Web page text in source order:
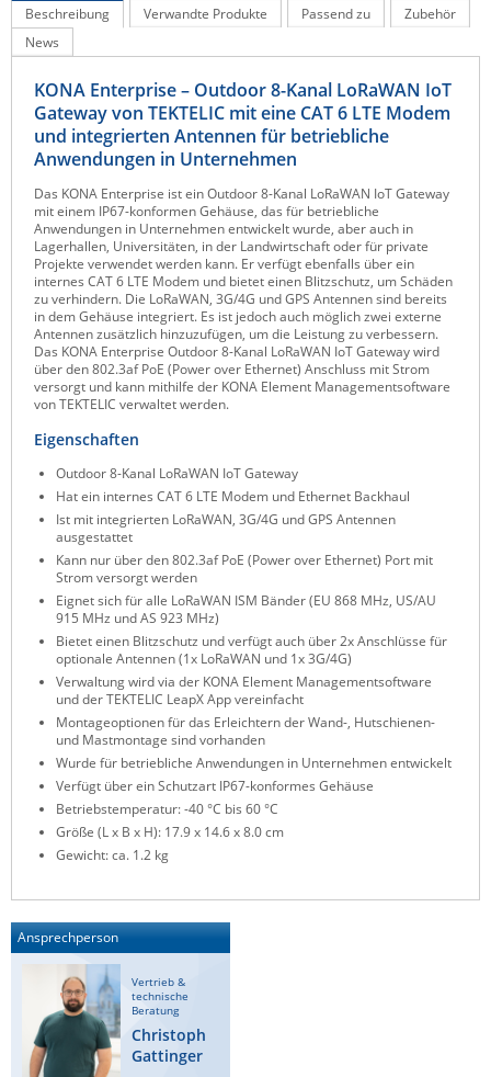
PatchSee
Power Kingdom
Poynting
Raritan
Riello UPS
Server Technology
Siretta
SIRIO Antenne
Sunbird
Tactical Software
TEKTELIC
Teltonika
Unwired Networks
Vision
WATTECO
Westermo
Yuasa
ZPE Systems
News zu unseren Herstellern
Beschreibung Verwandte Produkte Passend zu
Zubehör
News
KONA Enterprise – Outdoor 8-Kanal LoRaWAN IoT
Gateway von TEKTELIC mit eine CAT 6 LTE Modem
und integrierten Antennen für betriebliche
Anwendungen in Unternehmen
Das KONA Enterprise ist ein Outdoor 8-Kanal LoRaWAN IoT Gateway
mit einem IP67-konformen Gehäuse, das für betriebliche
Anwendungen in Unternehmen entwickelt wurde, aber auch in
Lagerhallen, Universitäten, in der Landwirtschaft oder für private
Projekte verwendet werden kann. Er verfügt ebenfalls über ein
internes CAT 6 LTE Modem und bietet einen Blitzschutz, um Schäden
zu verhindern. Die LoRaWAN, 3G/4G und GPS Antennen sind bereits
in dem Gehäuse integriert. Es ist jedoch auch möglich zwei externe
Antennen zusätzlich hinzuzufügen, um die Leistung zu verbessern.
Das KONA Enterprise Outdoor 8-Kanal LoRaWAN IoT Gateway wird
über den 802.3af PoE (Power over Ethernet) Anschluss mit Strom
versorgt und kann mithilfe der KONA Element Managementsoftware
von TEKTELIC verwaltet werden.
Eigenschaften
Outdoor 8-Kanal LoRaWAN IoT Gateway
Hat ein internes CAT 6 LTE Modem und Ethernet Backhaul
Ist mit integrierten LoRaWAN, 3G/4G und GPS Antennen
ausgestattet
Kann nur über den 802.3af PoE (Power over Ethernet) Port mit
Strom versorgt werden
Eignet sich für alle LoRaWAN ISM Bänder (EU 868 MHz, US/AU
915 MHz und AS 923 MHz)
Bietet einen Blitzschutz und verfügt auch über 2x Anschlüsse für
optionale Antennen (1x LoRaWAN und 1x 3G/4G)
Verwaltung wird via der KONA Element Managementsoftware
und der TEKTELIC LeapX App vereinfacht
Montageoptionen für das Erleichtern der Wand-, Hutschienen-
und Mastmontage sind vorhanden
Wurde für betriebliche Anwendungen in Unternehmen entwickelt
Verfügt über ein Schutzart IP67-konformes Gehäuse
Betriebstemperatur: -40 °C bis 60 °C
Größe (L x B x H): 17.9 x 14.6 x 8.0 cm
Gewicht: ca. 1.2 kg
Ansprechperson
Vertrieb &
technische
Beratung
Christoph
Gattinger